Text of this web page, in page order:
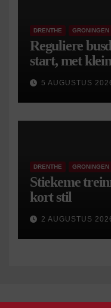
DRENTHE GRONINGEN
Reguliere
start, met
5 AUGUSTUS
DRENTHE GRONINGEN
Stiekeme
kort stil
2 AUGUSTUS